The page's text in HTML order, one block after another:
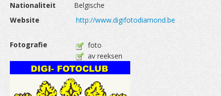
Nationaliteit
Belgische
Website
http://www.digifotodiamond.be
Fotografie
foto
av reeksen